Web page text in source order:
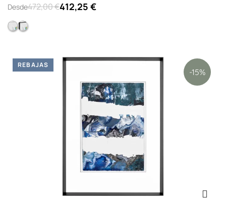
Desde472,00 €412,25 €
Marco Pirámide Cristal Blanco
Marco Pirámide Cristal Negro
-15%
REBAJAS